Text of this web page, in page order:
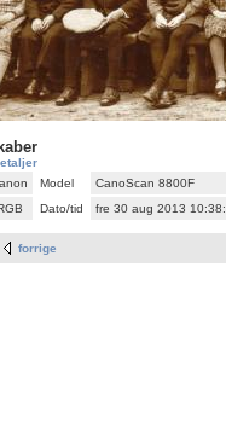
Model
CanoScan 8800F
Dato/tid fre 30 aug 2013
forrige